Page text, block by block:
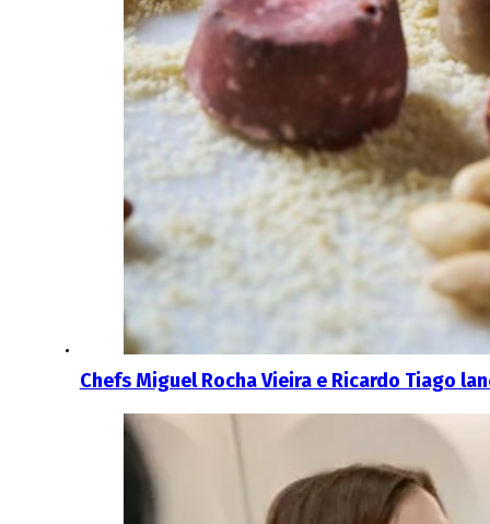
Chefs Miguel Rocha Vieira e Ricardo Tiago